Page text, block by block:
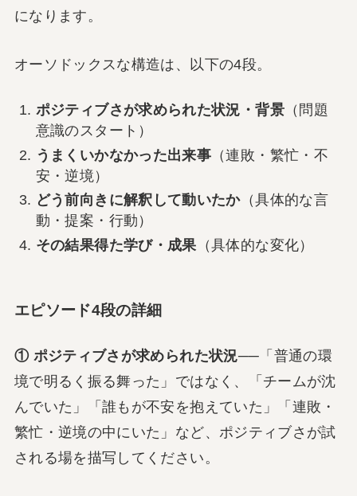
になります。
オーソドックスな構造は、以下の4段。
ポジティブさが求められた状況・背景（問題
意識のスタート）
うまくいかなかった出来事 （連敗・繁忙・不
安・逆境）
どう前向きに解釈して動いたか（具体的な言
動・提案・行動）
その結果得た学び・成果 （具体的な変化）
エピソード4段の詳細
① ポジティブさが求められた状況──「普通の環
境で明るく振る舞った」ではなく、「チームが沈
んでいた」「誰もが不安を抱えていた」「連敗・
繁忙・逆境の中にいた」など、ポジティブさが試
される場を描写してください。